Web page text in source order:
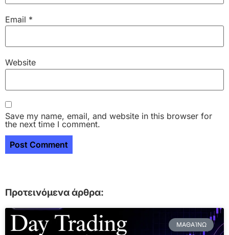
Email *
Website
Save my name, email, and website in this browser for
the next time I comment.
Προτεινόμενα άρθρα:
ΜΑΘΑΊΝΩ